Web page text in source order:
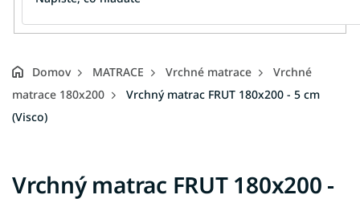
Domov MATRACE Vrchné matrace
Vrchné
matrace 180x200
Vrchný matrac FRUT 180x200 - 5 cm
(Visco)
Vrchný matrac FRUT 180x200 -